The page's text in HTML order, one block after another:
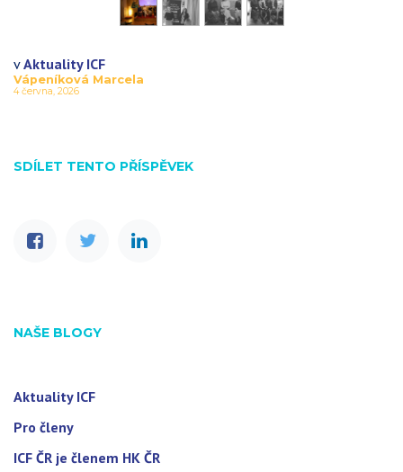
vAktuality ICF
Vápeníková Marcela
4 června, 2026
SDÍLET TENTO PŘÍSPĚVEK
NAŠE BLOGY
Aktuality ICF
Pro členy
ICF ČR je členem HK ČR